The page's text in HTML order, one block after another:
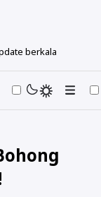
berkala